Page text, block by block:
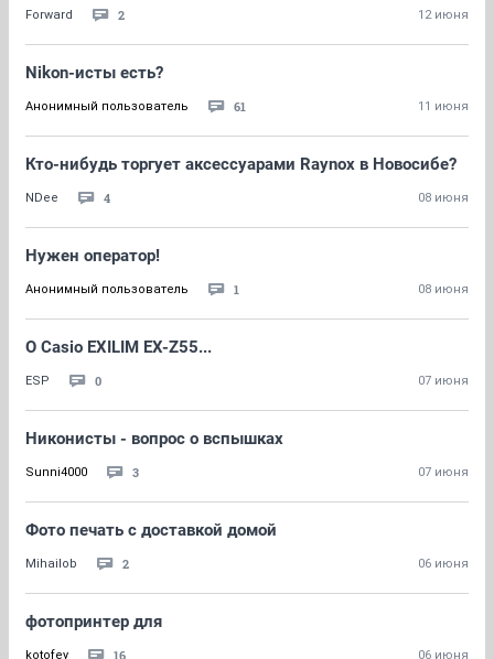
Forward 2 12 июня
Nikon-исты есть?
Анонимный пользователь 61 11 июня
Кто-нибудь торгует аксессуарами Raynox в Новосибе?
NDee 4 08 июня
Нужен оператор!
Анонимный пользователь 1 08 июня
О Casio EXILIM EX-Z55...
ESP 0 07 июня
Никонисты - вопрос о вспышках
Sunni4000 3 07 июня
Фото печать с доставкой домой
Mihailob 2 06 июня
фотопринтер для
kotofey 16 06 июня